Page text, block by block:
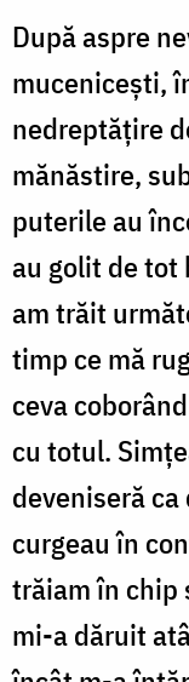
După aspre
mucenicești,
nedreptățire
mănăstire,
puterile au
au golit de tot
am trăit
timp ce mă
ceva
cu totul.
deveniseră
curgeau în
trăiam în chip
mi-a dăruit